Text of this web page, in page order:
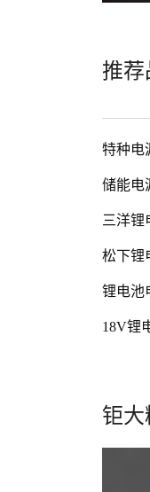
推荐
特种电
储能电
三洋锂
松下锂
锂电池
18V锂
钜大